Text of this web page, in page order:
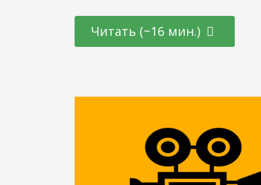
выдачи? Расскажем и покажем. Но для
такое оптимизация On-Page. On-Page
Читать (~16 мин.)